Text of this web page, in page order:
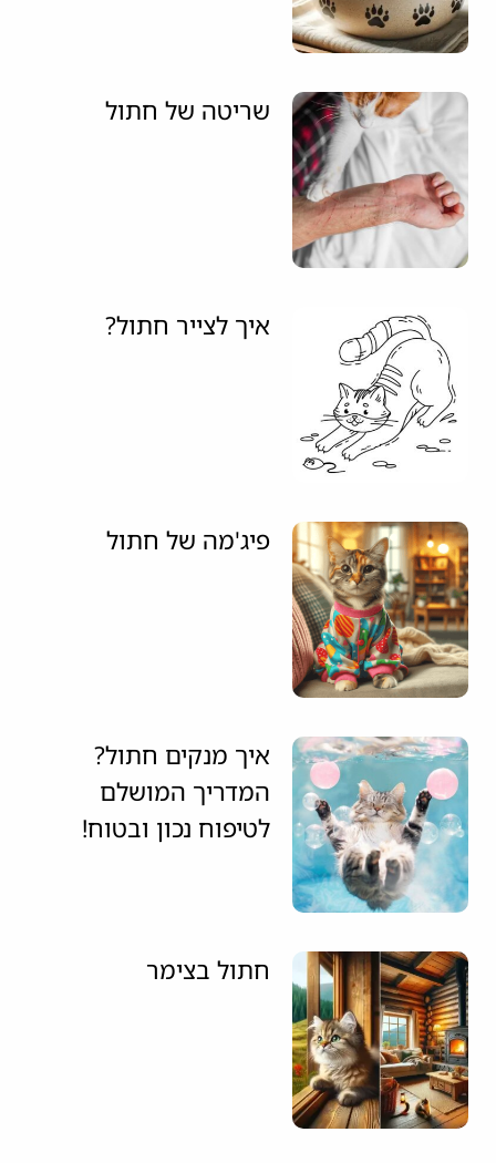
שריטה של חתול
איך לצייר חתול?
פיג'מה של חתול
איך מנקים חתול?
המדריך המושלם
לטיפוח נכון ובטוח!
חתול בצימר